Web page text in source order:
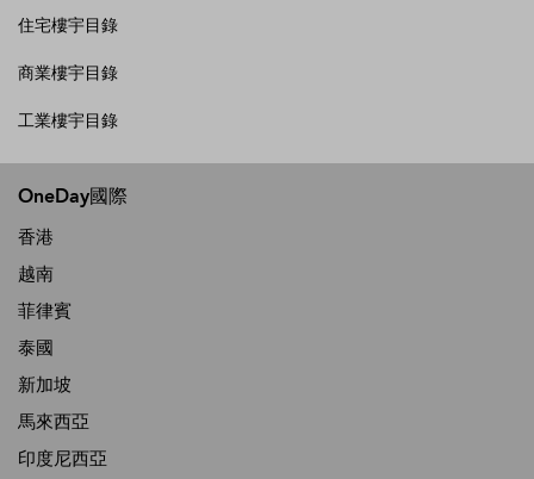
住宅樓宇目錄
商業樓宇目錄
工業樓宇目錄
OneDay國際
香港
越南
菲律賓
泰國
新加坡
馬來西亞
印度尼西亞